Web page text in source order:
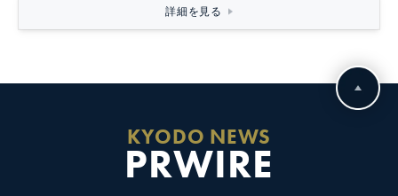
詳細を見る
KYODO NEWS
PRWIRE